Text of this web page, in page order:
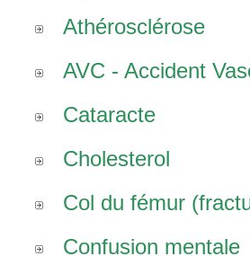
Athérosclérose
AVC - Accident
Cataracte
Cholesterol
Col du fémur
Confusion mentale